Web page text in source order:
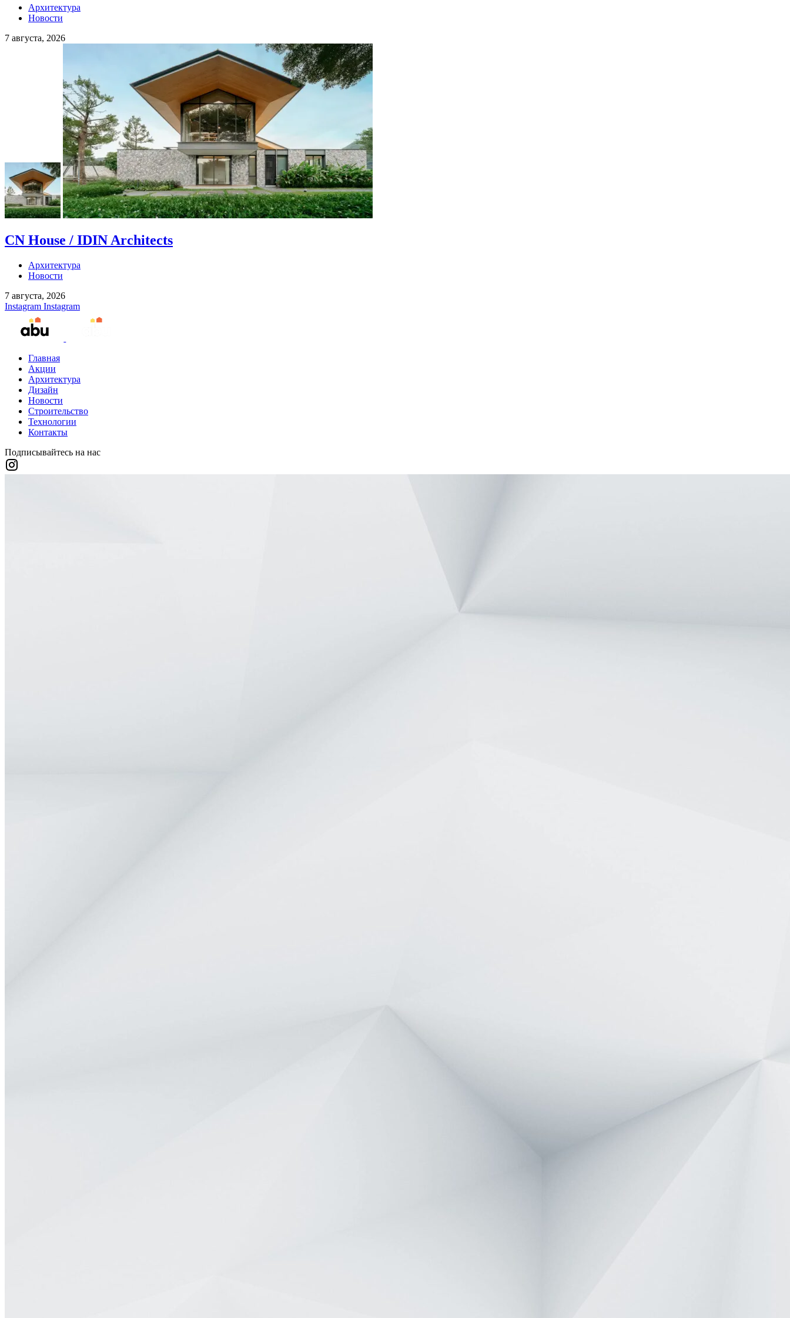
Архитектура
Новости
7 августа, 2026
CN House / IDIN Architects
Архитектура
Новости
7 августа, 2026
Instagram Instagram
Главная
Акции
Архитектура
Дизайн
Новости
Строительство
Технологии
Контакты
Подписывайтесь на нас